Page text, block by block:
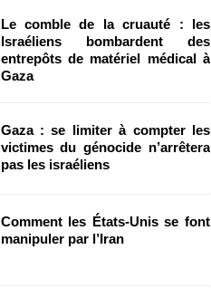
Le comble de la cruauté : les
Israéliens bombardent des
entrepôts de matériel médical à
Gaza
Gaza : se limiter à compter les
victimes du génocide n’arrêtera
pas les israéliens
Comment les États-Unis se font
manipuler par l’Iran